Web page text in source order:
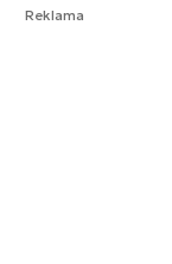
Reklama